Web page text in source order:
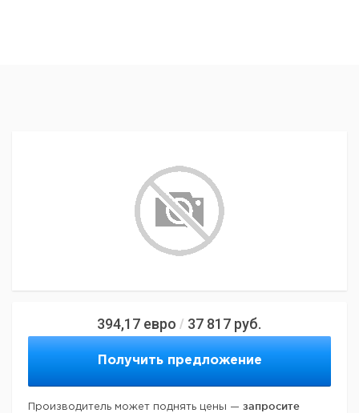
394,17 евро / 37 817 руб.
Получить предложение
Производитель может поднять цены — запросите